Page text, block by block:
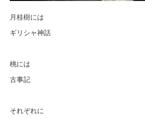
月桂樹には
ギリシャ神話
桃には
古事記
それぞれに